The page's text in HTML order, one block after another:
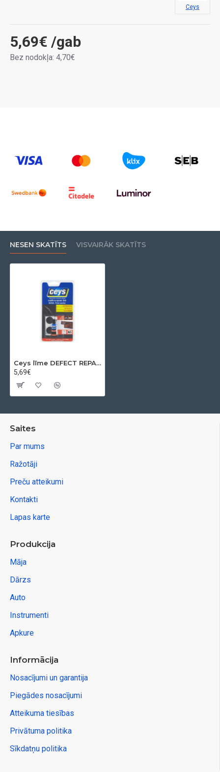
5,69€ /gab
Bez nodokļa: 4,70€
Ceys
NESEN SKATĪTS VISVAIRĀK SKATĪTS
Ceys līme DEFECT REPAIR, 5 ml
5,69€
Saites
Par mums
Ražotāji
Preču atteikumi
Kontakti
Lapas karte
Produkcija
Māja
Dārzs
Auto
Instrumenti
Apkure
Informācija
Nosacījumi un garantija
Piegādes nosacījumi
Atteikuma tiesības
Privātuma politika
Sīkdatņu politika